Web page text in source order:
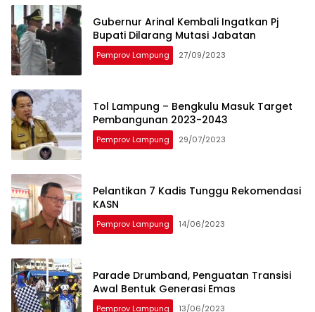
Gubernur Arinal Kembali Ingatkan Pj
Bupati Dilarang Mutasi Jabatan
Pemprov Lampung 27/09/2023
Tol Lampung – Bengkulu Masuk Target
Pembangunan 2023-2043
Pemprov Lampung 29/07/2023
Pelantikan 7 Kadis Tunggu Rekomendasi
KASN
Pemprov Lampung 14/06/2023
Parade Drumband, Penguatan Transisi
Awal Bentuk Generasi Emas
Pemprov Lampung 13/06/2023